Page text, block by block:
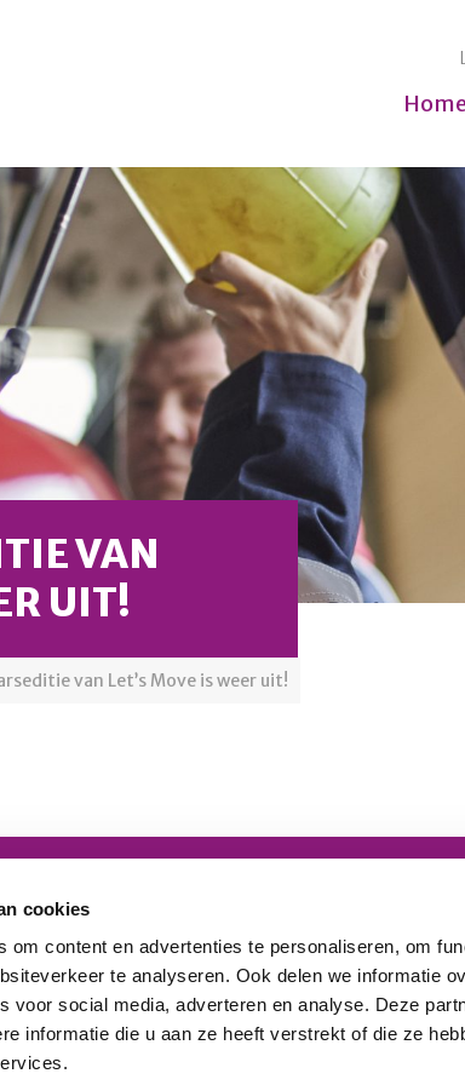
cookies
om content en advertenties te personaliseren, om
te analyseren. Ook delen we informatie
voor social media, adverteren en analyse. Deze
informatie die u aan ze heeft verstrekt of die ze
Home
VAN
UIT!
van Let’s Move is weer uit!
Inschrijven